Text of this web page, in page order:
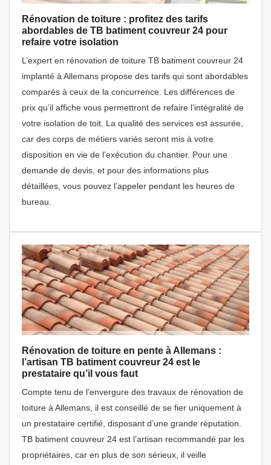
Rénovation de toiture : profitez des tarifs
abordables de TB batiment couvreur 24 pour
refaire votre isolation
L’expert en rénovation de toiture TB batiment couvreur 24
implanté à Allemans propose des tarifs qui sont abordables
comparés à ceux de la concurrence. Les différences de
prix qu’il affiche vous permettront de refaire l’intégralité de
votre isolation de toit. La qualité des services est assurée,
car des corps de métiers variés seront mis à votre
disposition en vie de l’exécution du chantier. Pour une
demande de devis, et pour des informations plus
détaillées, vous pouvez l’appeler pendant les heures de
bureau.
Rénovation de toiture en pente à Allemans :
l’artisan TB batiment couvreur 24 est le
prestataire qu’il vous faut
Compte tenu de l’envergure des travaux de rénovation de
toiture à Allemans, il est conseillé de se fier uniquement à
un prestataire certifié, disposant d’une grande réputation.
TB batiment couvreur 24 est l’artisan recommandé par les
propriétaires, car en plus de son sérieux, il veille